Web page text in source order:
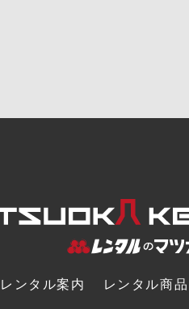
レンタル案内 レンタル商品